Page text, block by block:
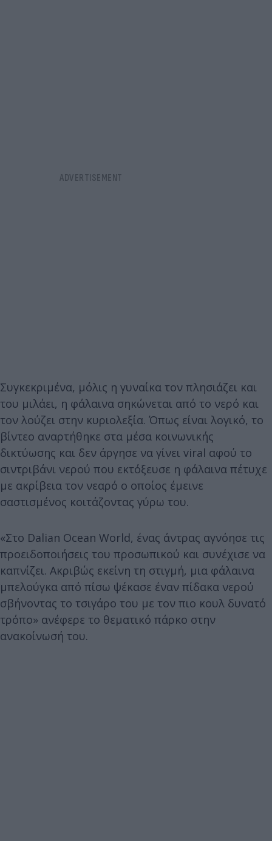
Συγκεκριμένα, μόλις η γυναίκα τον πλησιάζει και
του μιλάει, η φάλαινα σηκώνεται από το νερό και
τον λούζει στην κυριολεξία. Όπως είναι λογικό, το
βίντεο αναρτήθηκε στα μέσα κοινωνικής
δικτύωσης και δεν άργησε να γίνει viral αφού το
σιντριβάνι νερού που εκτόξευσε η φάλαινα πέτυχε
με ακρίβεια τον νεαρό ο οποίος έμεινε
σαστισμένος κοιτάζοντας γύρω του.
«Στο Dalian Ocean World, ένας άντρας αγνόησε τις
προειδοποιήσεις του προσωπικού και συνέχισε να
καπνίζει. Ακριβώς εκείνη τη στιγμή, μια φάλαινα
μπελούγκα από πίσω ψέκασε έναν πίδακα νερού
σβήνοντας το τσιγάρο του με τον πιο κουλ δυνατό
τρόπο» ανέφερε το θεματικό πάρκο στην
ανακοίνωσή του.